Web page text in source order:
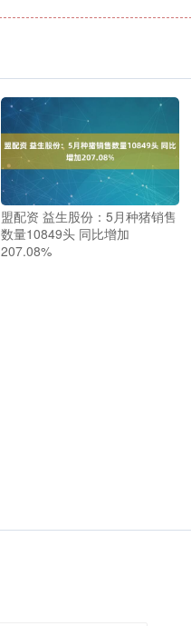
盟配资 益生股份：5月种猪销售
数量10849头 同比增加
207.08%